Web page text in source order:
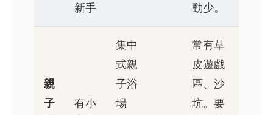
新手
動少。
親
子
有小
集中
式親
子浴
場
常有草
皮遊戲
區、沙
坑。要